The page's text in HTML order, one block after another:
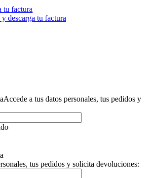
tu factura
descarga tu factura
Accede a tus datos personales, tus pedidos y
tus pedidos y solicita devoluciones: